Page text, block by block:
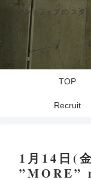
アンドフェブ の スタ
TOP
Recruit
1月14日(
”MORE”